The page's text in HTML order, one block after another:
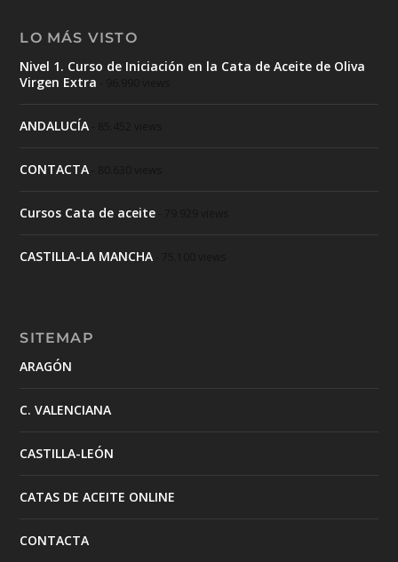
LO MÁS VISTO
Nivel 1. Curso de Iniciación en la Cata de Aceite de Oliva
Virgen Extra
ANDALUCÍA
CONTACTA
Cursos Cata de aceite
CASTILLA-LA MANCHA
SITEMAP
ARAGÓN
C. VALENCIANA
CASTILLA-LEÓN
CATAS DE ACEITE ONLINE
CONTACTA